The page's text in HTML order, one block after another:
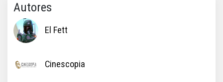
Autores
El Fett
Cinescopia